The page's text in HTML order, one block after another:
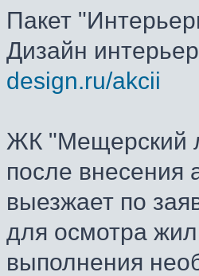
Пакет
Дизайн
design.ru/akcii
ЖК "Мещерский
после внесения
выезжает по
для осмотра
выполнения